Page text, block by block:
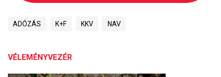
ADÓZÁS K+F KKV NAV
VÉLEMÉNYVEZÉR